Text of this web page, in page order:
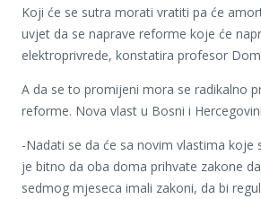
Koji će se sutra morati vratiti pa će
uvjet da se naprave reforme koje će
elektroprivrede, konstatira profesor
A da se to promijeni mora se radikalno
reforme. Nova vlast u Bosni i
-Nadati se da će sa novim vlastima koje
je bitno da oba doma prihvate zakone
sedmog mjeseca imali zakoni, da bi